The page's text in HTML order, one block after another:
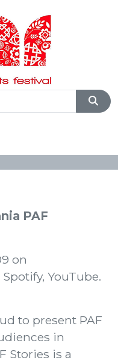
PAF
on
YouTube.
to present PAF
in
Stories is a